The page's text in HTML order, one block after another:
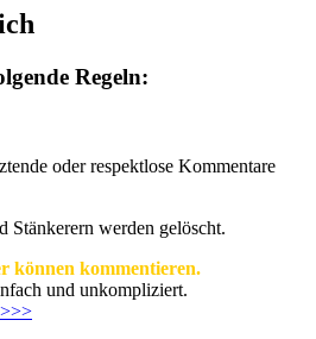
Regeln:
oder respektlose Kommentare
Stänkerern werden gelöscht.
können kommentieren.
und unkompliziert.